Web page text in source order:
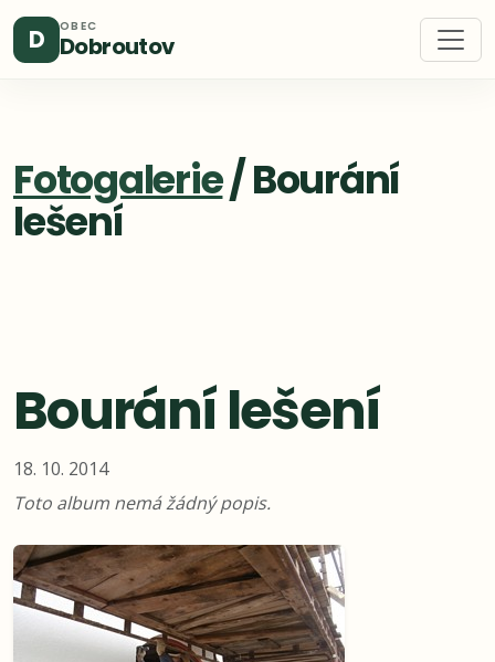
D OBEC
Dobroutov
Fotogalerie/ Bourání
lešení
Bourání lešení
18. 10. 2014
Toto album nemá žádný popis.